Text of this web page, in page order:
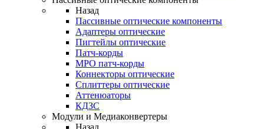
Назад
Пассивные оптические компоненты
Адаптеры оптические
Пигтейлы оптические
Патч-корды
MPO патч-корды
Коннекторы оптические
Сплиттеры оптические
Аттенюаторы
КДЗС
Модули и Медиаконвертеры
Назад